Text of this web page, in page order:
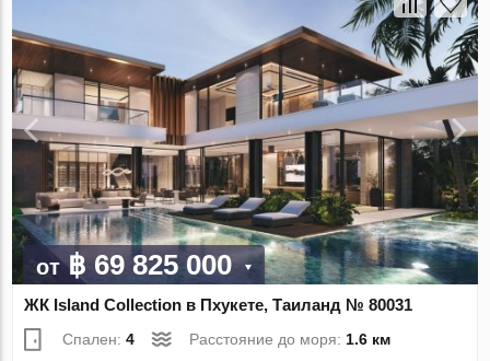
от฿ 69 825 000
ЖК Island Collection в Пхукете, Таиланд № 80031
Спален:4 Расстояние до моря: 1.6 км